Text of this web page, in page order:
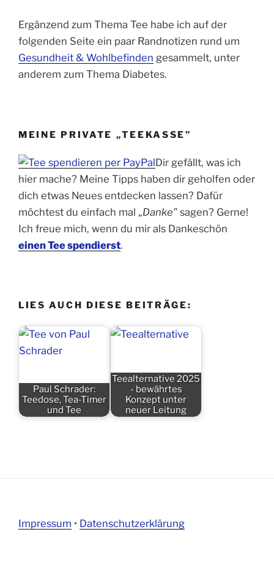
Ergänzend zum Thema Tee habe ich auf der
folgenden Seite ein paar Randnotizen rund um
Gesundheit & Wohlbefinden gesammelt, unter
anderem zum Thema Diabetes.
MEINE PRIVATE „TEEKASSE”
Dir gefällt, was ich
hier mache? Meine Tipps haben dir geholfen oder
dich etwas Neues entdecken lassen? Dafür
möchtest du einfach mal „Danke” sagen? Gerne!
Ich freue mich, wenn du mir als Dankeschön
einen Tee spendierst.
LIES AUCH DIESE BEITRÄGE:
Paul Schrader:
Teedose, Tea-Timer
und Tee
Teealternative 2025
- bewährtes
Konzept unter
neuer Leitung
Impressum • Datenschutzerklärung